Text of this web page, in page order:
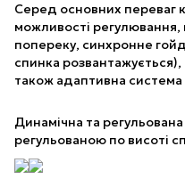
Серед основних переваг
можливості регулювання,
попереку, синхронне
спинка розвантажується),
також адаптивна
Динамічна та
регульованою по висоті